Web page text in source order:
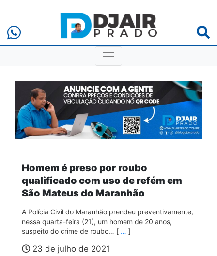
Homem é preso por roubo
qualificado com uso de refém em
São Mateus do Maranhão
A Polícia Civil do Maranhão prendeu preventivamente,
nessa quarta-feira (21), um homem de 20 anos,
suspeito do crime de roubo… [ … ]
23 de julho de 2021